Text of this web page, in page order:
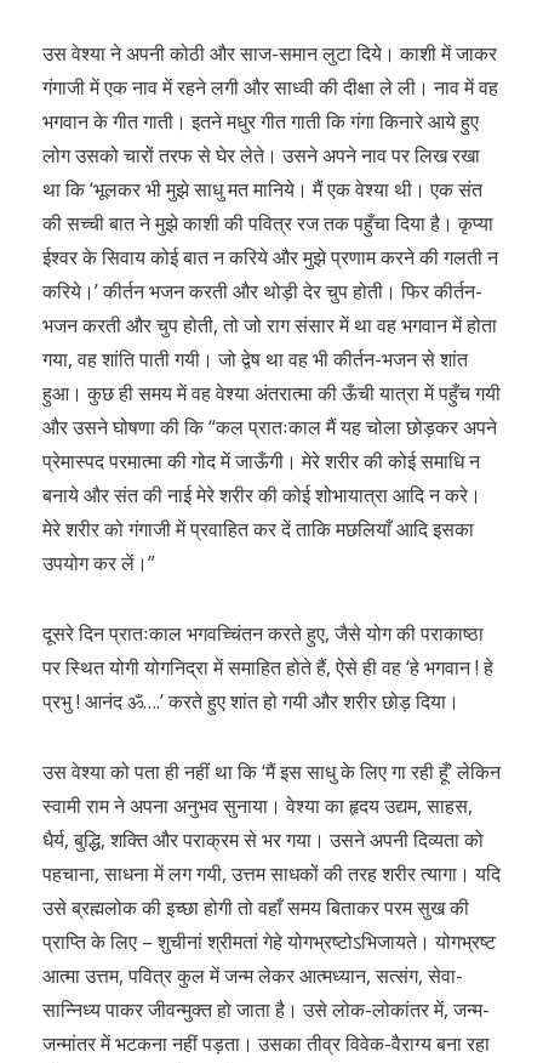
उस वेश्या ने अपनी कोठी और साज-समान लुटा दिये। काशी में जाकर
गंगाजी में एक नाव में रहने लगी और साध्वी की दीक्षा ले ली। नाव में वह
भगवान के गीत गाती। इतने मधुर गीत गाती कि गंगा किनारे आये हुए
लोग उसको चारों तरफ से घेर लेते। उसने अपने नाव पर लिख रखा
था कि ‘भूलकर भी मुझे साधु मत मानिये। मैं एक वेश्या थी। एक संत
की सच्ची बात ने मुझे काशी की पवित्र रज तक पहुँचा दिया है। कृप्या
ईश्वर के सिवाय कोई बात न करिये और मुझे प्रणाम करने की गलती न
करिये।’ कीर्तन भजन करती और थोड़ी देर चुप होती। फिर कीर्तन-
भजन करती और चुप होती, तो जो राग संसार में था वह भगवान में होता
गया, वह शांति पाती गयी। जो द्वेष था वह भी कीर्तन-भजन से शांत
हुआ। कुछ ही समय में वह वेश्या अंतरात्मा की ऊँची यात्रा में पहुँच गयी
और उसने घोषणा की कि “कल प्रातःकाल मैं यह चोला छोड़कर अपने
प्रेमास्पद परमात्मा की गोद में जाऊँगी। मेरे शरीर की कोई समाधि न
बनाये और संत की नाई मेरे शरीर की कोई शोभायात्रा आदि न करे।
मेरे शरीर को गंगाजी में प्रवाहित कर दें ताकि मछलियाँ आदि इसका
उपयोग कर लें।”
दूसरे दिन प्रातःकाल भगवच्चिंतन करते हुए, जैसे योग की पराकाष्ठा
पर स्थित योगी योगनिद्रा में समाहित होते हैं, ऐसे ही वह ‘हे भगवान ! हे
प्रभु ! आनंद ॐ….’ करते हुए शांत हो गयी और शरीर छोड़ दिया।
उस वेश्या को पता ही नहीं था कि ‘मैं इस साधु के लिए गा रही हूँ’ लेकिन
स्वामी राम ने अपना अनुभव सुनाया। वेश्या का हृदय उद्यम, साहस,
धैर्य, बुद्धि, शक्ति और पराक्रम से भर गया। उसने अपनी दिव्यता को
पहचाना, साधना में लग गयी, उत्तम साधकों की तरह शरीर त्यागा। यदि
उसे ब्रह्मलोक की इच्छा होगी तो वहाँ समय बिताकर परम सुख की
प्राप्ति के लिए – शुचीनां श्रीमतां गेहे योगभ्रष्टोऽभिजायते। योगभ्रष्ट
आत्मा उत्तम, पवित्र कुल में जन्म लेकर आत्मध्यान, सत्संग, सेवा-
सान्निध्य पाकर जीवन्मुक्त हो जाता है। उसे लोक-लोकांतर में, जन्म-
जन्मांतर में भटकना नहीं पड़ता। उसका तीव्र विवेक-वैराग्य बना रहा